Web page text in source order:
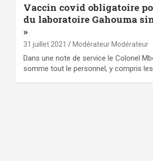
Vaccin covid obligatoire
du laboratoire Gahouma
»
31 juillet 2021 Modérateur Modérateur
Dans une note de service le Colonel
somme tout le personnel, y compris